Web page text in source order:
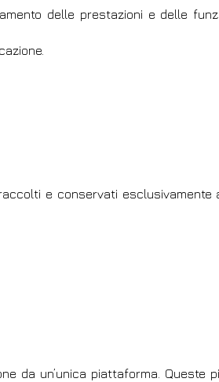
delle prestazioni e delle
e conservati esclusivamente
da un’unica piattaforma. Queste